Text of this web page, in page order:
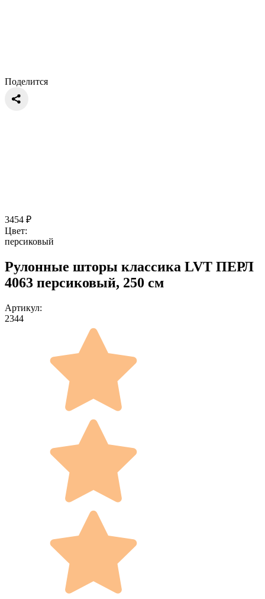
Поделится
3454 ₽
Цвет:
персиковый
Рулонные шторы классика LVT ПЕРЛ
4063 персиковый, 250 см
Артикул:
2344